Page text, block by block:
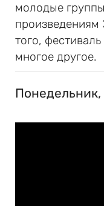
молодые
произведениям
того,
многое другое.
Понедельник,